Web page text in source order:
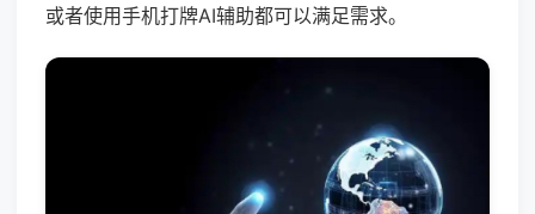
或者使用手机打牌AI辅助都可以满足需求。